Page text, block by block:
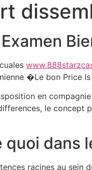
�Le bon
en
le concept
quoi dans
racines au sein